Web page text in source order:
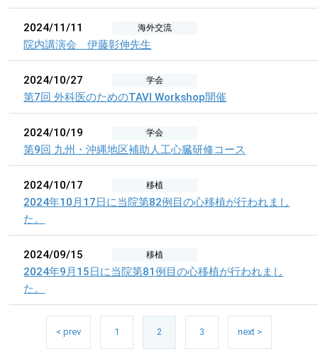
2024/11/11 海外交流
院内講演会 伊藤彰伸先生
2024/10/27 学会
第7回 外科医のためのTAVI Workshop開催
2024/10/19 学会
第9回 九州・沖縄地区補助人工心臓研修コース
2024/10/17 移植
2024年10月17日に当院第82例目の心移植が行われまし
た。
2024/09/15 移植
2024年9月15日に当院第81例目の心移植が行われまし
た。
< prev 1 2 3 next >